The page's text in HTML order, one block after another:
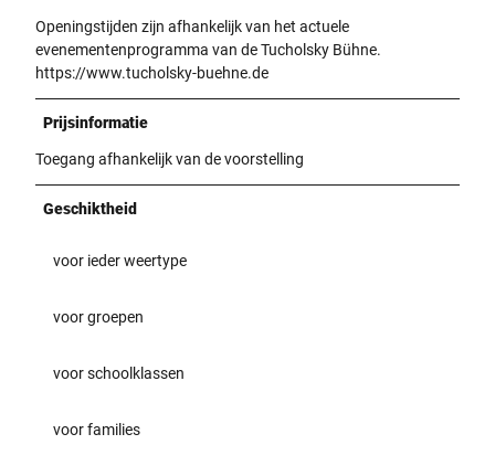
Openingstijden zijn afhankelijk van het actuele
evenementenprogramma van de Tucholsky Bühne.
https://www.tucholsky-buehne.de
Prijsinformatie
Toegang afhankelijk van de voorstelling
Geschiktheid
voor ieder weertype
voor groepen
voor schoolklassen
voor families